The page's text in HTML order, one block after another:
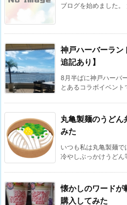
ブログを始めました
神戸ハーバーラ
追記あり】
8月半ばに神戸ハーバ
とあるコラボイベン
丸亀製麺のうどん
みた
いつも私は丸亀製麺
冷やしぶっかけうど
懐かしのワードが
購入してみた